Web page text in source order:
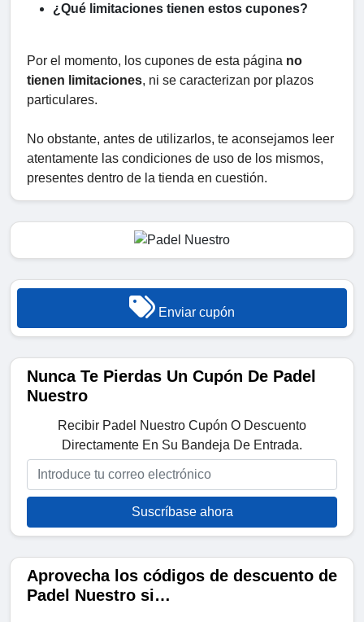
¿Qué limitaciones tienen estos cupones?
Por el momento, los cupones de esta página no
tienen limitaciones, ni se caracterizan por plazos
particulares.
No obstante, antes de utilizarlos, te aconsejamos leer
atentamente las condiciones de uso de los mismos,
presentes dentro de la tienda en cuestión.
Enviar cupón
Nunca Te Pierdas Un Cupón De Padel
Nuestro
Recibir Padel Nuestro Cupón O Descuento
Directamente En Su Bandeja De Entrada.
Suscríbase ahora
Aprovecha los códigos de descuento de
Padel Nuestro si…